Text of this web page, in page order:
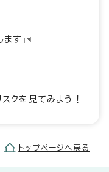
ます
クを見てみよう！
トップページへ戻る